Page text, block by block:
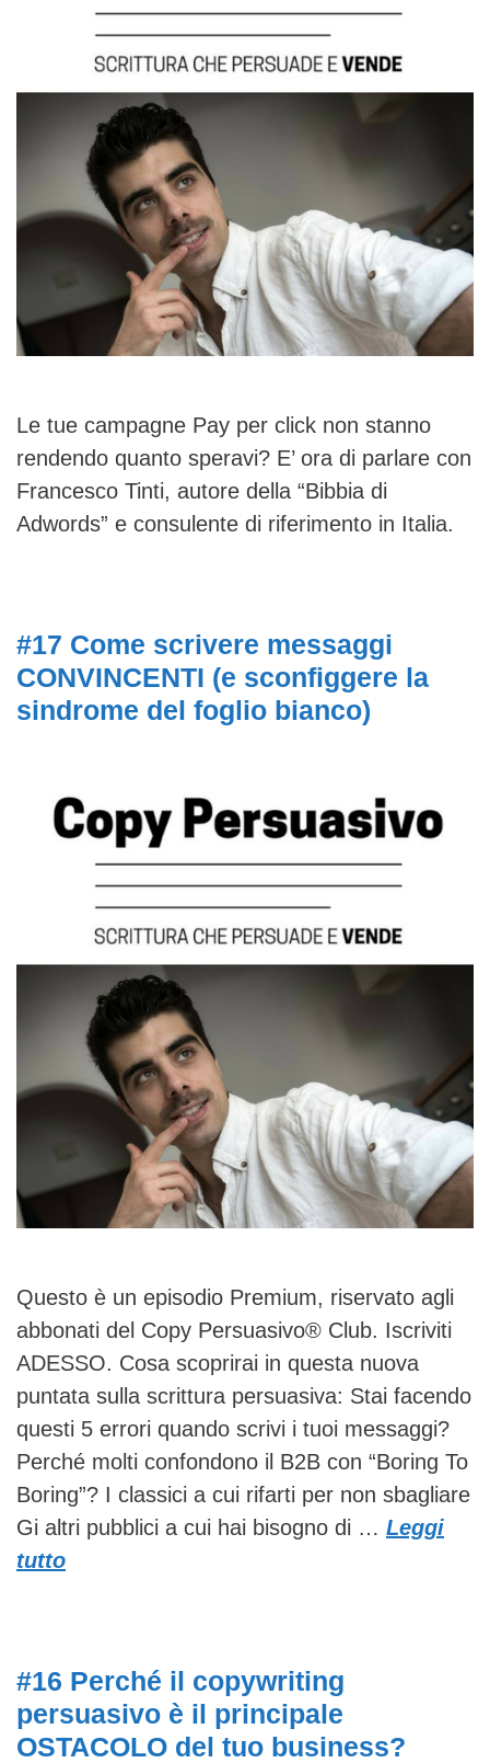
Le tue campagne Pay per click non stanno
rendendo quanto speravi? E’ ora di parlare con
Francesco Tinti, autore della “Bibbia di
Adwords” e consulente di riferimento in Italia.
#17 Come scrivere messaggi
CONVINCENTI (e sconfiggere la
sindrome del foglio bianco)
Questo è un episodio Premium, riservato agli
abbonati del Copy Persuasivo® Club. Iscriviti
ADESSO. Cosa scoprirai in questa nuova
puntata sulla scrittura persuasiva: Stai facendo
questi 5 errori quando scrivi i tuoi messaggi?
Perché molti confondono il B2B con “Boring To
Boring”? I classici a cui rifarti per non sbagliare
Gi altri pubblici a cui hai bisogno di … Leggi
tutto
#16 Perché il copywriting
persuasivo è il principale
OSTACOLO del tuo business?